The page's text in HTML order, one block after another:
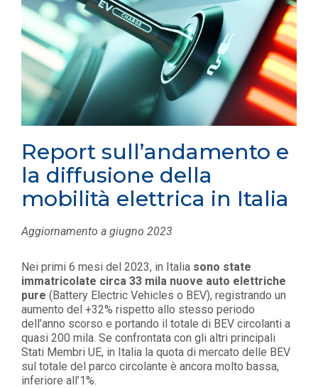
Report sull’andamento e
la diffusione della
mobilità elettrica in Italia
Aggiornamento a giugno 2023
Nei primi 6 mesi del 2023, in Italia sono state
immatricolate circa 33 mila nuove auto elettriche
pure (Battery Electric Vehicles o BEV), registrando un
aumento del +32% rispetto allo stesso periodo
dell’anno scorso e portando il totale di BEV circolanti a
quasi 200 mila. Se confrontata con gli altri principali
Stati Membri UE, in Italia la quota di mercato delle BEV
sul totale del parco circolante è ancora molto bassa,
inferiore all’1%.